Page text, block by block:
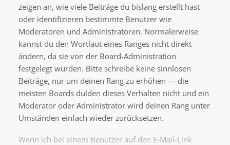
zeigen an, wie viele Beiträge du bislang erstellt hast
oder identifizieren bestimmte Benutzer wie
Moderatoren und Administratoren. Normalerweise
kannst du den Wortlaut eines Ranges nicht direkt
ändern, da sie von der Board-Administration
festgelegt wurden. Bitte schreibe keine sinnlosen
Beiträge, nur um deinen Rang zu erhöhen — die
meisten Boards dulden dieses Verhalten nicht und ein
Moderator oder Administrator wird deinen Rang unter
Umständen einfach wieder zurücksetzen.
Wenn ich bei einem Benutzer auf den E-Mail-Link